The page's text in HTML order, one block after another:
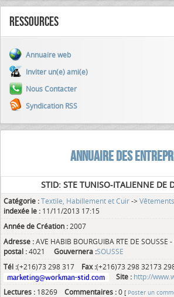
Ressources
Annuaire web
Inviter un(e) ami(e)
Nous Contacter
Syndication RSS
ANNUAIRE DES
STID: STE TUNISO-ITALIENNE DE
Catégorie :Textile, Habillement et Cuir->
indexée le : 11/11/2013 17:15
Année de Création : 2007
Adresse :AVE HABIB BOURGUIBA RTE DE SOUSSE -
postal :4021 Gouvernera :SOUSSE
Tél :(+216)73 298 317 Fax :(+216)73 298 32173
Site : http://
Lectures : 18269 Commentaires :0 [ Poster un